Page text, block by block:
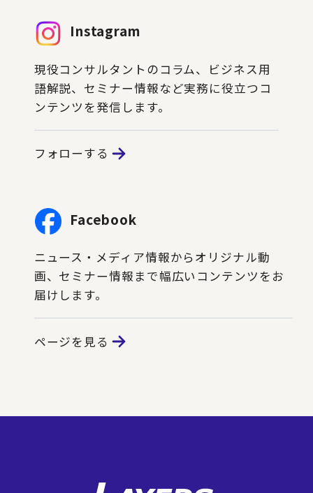
Instagram
現役コンサルタントのコラム、ビジネス用
語解説、セミナー情報など実務に役立つコ
ンテンツを発信します。
フォローする
Facebook
ニュース・メディア情報からオリジナル動
画、セミナー情報まで幅広いコンテンツをお
届けします。
ページを見る